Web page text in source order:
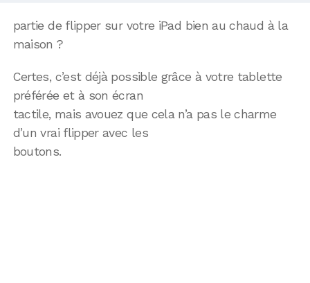
partie de flipper sur votre iPad bien au chaud à la
maison ?
Certes, c’est déjà possible grâce à votre tablette
préférée et à son écran
tactile, mais avouez que cela n’a pas le charme
d’un vrai flipper avec les
boutons.